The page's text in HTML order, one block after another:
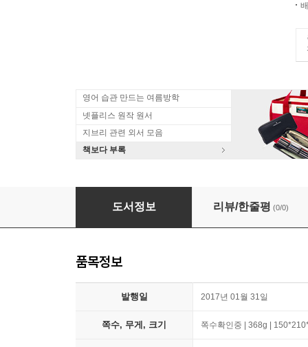
영어 습관 만드는 여름방학
넷플리스 원작 원서
지브리 관련 외서 모음
책보다 부록
The Flash Vol. 1: Lightning Strikes Twice
도서정보 리뷰/한줄평 (0/0)
품목정보
발행일 2017년 01월 31일
쪽수, 무게, 크기 쪽수확인중 | 368g |